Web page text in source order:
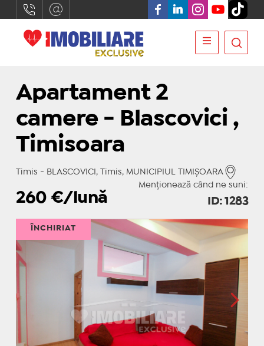
Apartament 2
camere - Blascovici ,
Timisoara
Timis - BLASCOVICI, Timis, MUNICIPIUL TIMIŞOARA
Menționează când ne suni:
260 €/lună ID: 1283
ÎNCHIRIAT